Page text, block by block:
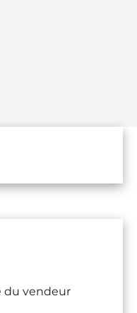
du vendeur